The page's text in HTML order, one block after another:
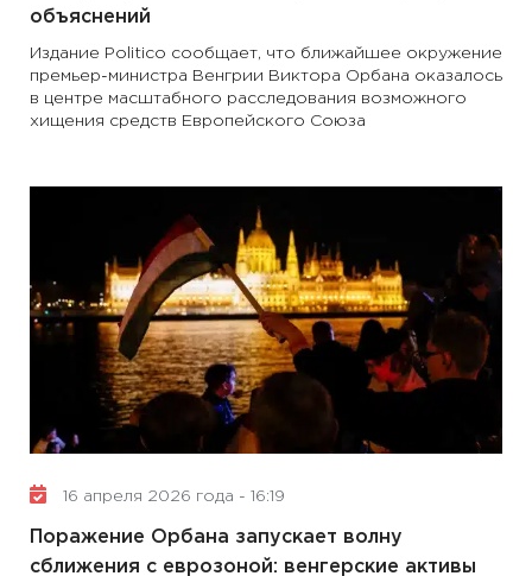
объяснений
Издание Politico сообщает, что ближайшее окружение
премьер-министра Венгрии Виктора Орбана оказалось
в центре масштабного расследования возможного
хищения средств Европейского Союза
16 апреля 2026 года - 16:19
Поражение Орбана запускает волну
сближения с еврозоной: венгерские активы